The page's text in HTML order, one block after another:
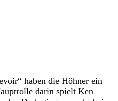
haben die Höhner ein
darin spielt Ken